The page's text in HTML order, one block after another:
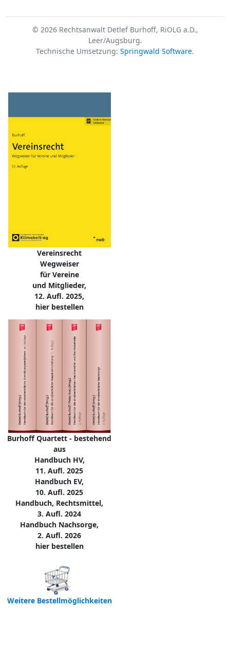
© 2026 Rechtsanwalt Detlef Burhoff, RiOLG a.D.,
Leer/Augsburg.
Technische Umsetzung: Springwald Software.
Vereinsrecht
Wegweiser
für Vereine
und Mitglieder,
12. Aufl. 2025,
hier bestellen
Burhoff Quartett - bestehend
aus
Handbuch HV,
11. Aufl. 2025
Handbuch EV,
10. Aufl. 2025
Handbuch, Rechtsmittel,
3. Aufl. 2024
Handbuch Nachsorge,
2. Aufl. 2026
hier bestellen
Weitere Bestellmöglichkeiten